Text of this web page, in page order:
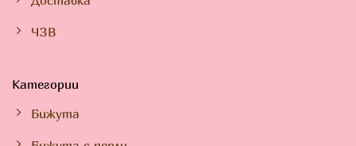
ЧЗВ
Категории
Бижута